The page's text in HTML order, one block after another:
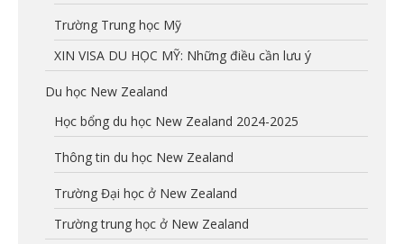
Trường Trung học Mỹ
XIN VISA DU HỌC MỸ: Những điều cần lưu ý
Du học New Zealand
Học bổng du học New Zealand 2024-2025
Thông tin du học New Zealand
Trường Đại học ở New Zealand
Trường trung học ở New Zealand